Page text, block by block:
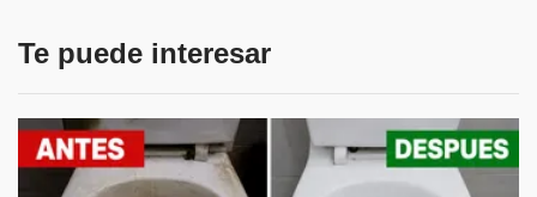
Te puede interesar